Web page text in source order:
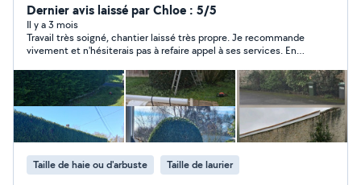
ARRACHAGE DE HAIES DÉBROUSSAILLAGE TONTE
PELOUSE RAMASSAGE DES FEUILLE NETTOYAGE
EXTÉRIEURE ÉVACUATION DES DÉCHETS VERT
TRAITEMENT TOITURE ANTI MOUSSE NETOYAGE
ALLÉ,TERRASSE,MURS,FAÇADE NETTOYAGE
GOUTTIÈRE POSSE DE CLÔTURE Grillage souple
Grillage rigide Accepte le paiement cesu
Dernier avis laissé par Chloe : 5/5
Il y a 3 mois
Travail très soigné, chantier laissé très propre. Je recommande
vivement et n'hésiterais pas à refaire appel à ses services. En
Taille de haie ou d'arbuste Taille de laurier